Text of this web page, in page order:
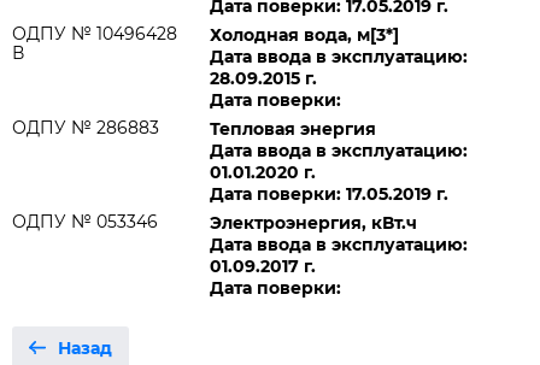
Дата поверки: 17.05.2019 г.
ОДПУ № 10496428
В
Холодная вода, м[3*]
Дата ввода в эксплуатацию:
28.09.2015 г.
Дата поверки:
ОДПУ № 286883
Тепловая энергия
Дата ввода в эксплуатацию:
01.01.2020 г.
Дата поверки: 17.05.2019 г.
ОДПУ № 053346
Электроэнергия, кВт.ч
Дата ввода в эксплуатацию:
01.09.2017 г.
Дата поверки:
Назад